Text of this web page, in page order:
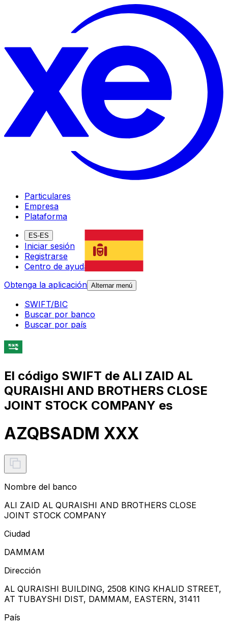
Particulares
Empresa
Plataforma
ES-ES
Iniciar sesión
Registrarse
Centro de ayuda
Obtenga la aplicación Alternar menú
SWIFT/BIC
Buscar por banco
Buscar por país
El código SWIFT de ALI ZAID AL
QURAISHI AND BROTHERS CLOSE
JOINT STOCK COMPANY es
AZQBSADM XXX
Nombre del banco
ALI ZAID AL QURAISHI AND BROTHERS CLOSE
JOINT STOCK COMPANY
Ciudad
DAMMAM
Dirección
AL QURAISHI BUILDING, 2508 KING KHALID STREET,
AT TUBAYSHI DIST, DAMMAM, EASTERN, 31411
País